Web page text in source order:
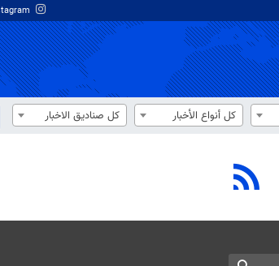
كل أنواع الأخبار كل صناديق الاخبار